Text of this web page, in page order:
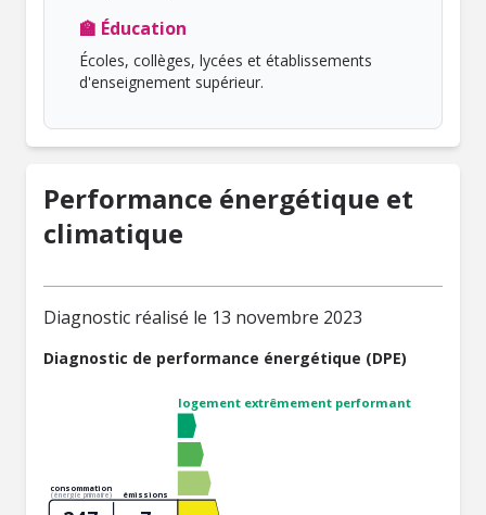
🏫 Éducation
Écoles, collèges, lycées et établissements
d'enseignement supérieur.
Performance énergétique et
climatique
Diagnostic réalisé le 13 novembre 2023
Diagnostic de performance énergétique (DPE)
logement extrêmement performant
consommation
(énergie primaire) émissions